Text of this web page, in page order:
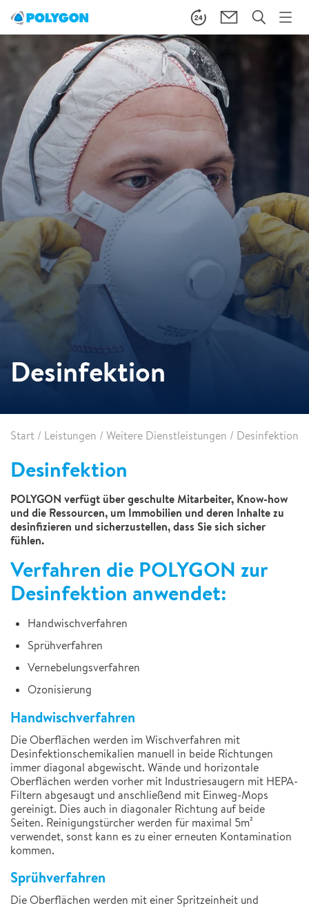
Desinfektion
Start / Leistungen / Weitere Dienstleistungen / Desinfektion
Desinfektion
POLYGON verfügt über geschulte Mitarbeiter, Know-how
und die Ressourcen, um Immobilien und deren Inhalte zu
desinfizieren und sicherzustellen, dass Sie sich sicher
fühlen.
Verfahren die POLYGON zur
Desinfektion anwendet:
Handwischverfahren
Sprühverfahren
Vernebelungsverfahren
Ozonisierung
Handwischverfahren
Die Oberflächen werden im Wischverfahren mit
Desinfektionschemikalien manuell in beide Richtungen
immer diagonal abgewischt. Wände und horizontale
Oberflächen werden vorher mit Industriesaugern mit HEPA-
Filtern abgesaugt und anschließend mit Einweg-Mops
gereinigt. Dies auch in diagonaler Richtung auf beide
Seiten. Reinigungstürcher werden für maximal 5m²
verwendet, sonst kann es zu einer erneuten Kontamination
kommen.
Sprühverfahren
Die Oberflächen werden mit einer Spritzeinheit und